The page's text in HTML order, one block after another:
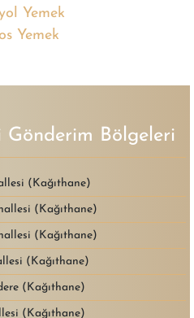
Yemek
Yemek
Gönderim Bölgeleri
(Kağıthane)
(Kağıthane)
(Kağıthane)
(Kağıthane)
(Kağıthane)
(Kağıthane)